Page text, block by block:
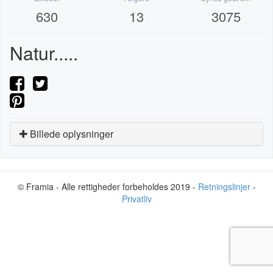
630 13 3075
Natur.....
Billede oplysninger
© Framia - Alle rettigheder forbeholdes 2019 - Retningslinjer-
Privatliv